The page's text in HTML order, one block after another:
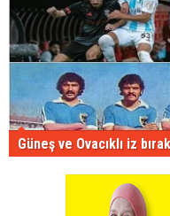
Güneş ve Ovacıklı iz